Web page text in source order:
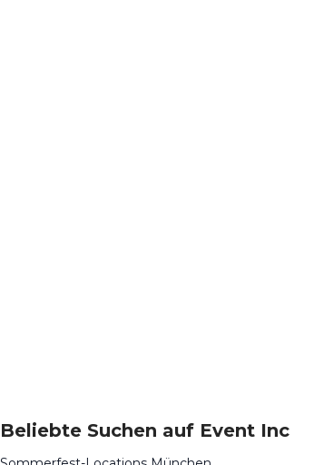
Beliebte Suchen auf Event Inc